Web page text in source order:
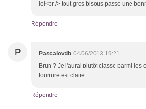
lol<br /> tout gros bisous passe une
Répondre
P Pascalevdb 04/06/2013 19:21
Brun ? Je l'aurai plutôt classé parmi les
fourrure est claire.
Répondre